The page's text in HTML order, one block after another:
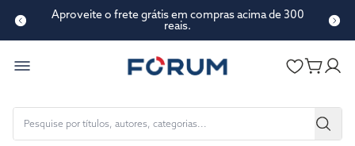
Aproveite o frete grátis em compras acima de 300
reais.